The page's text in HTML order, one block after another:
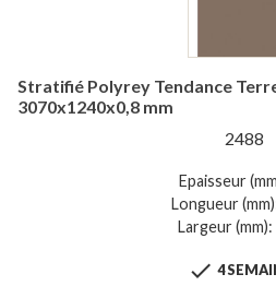
Stratifié Polyrey Tendance
3070x1240x0,8 mm
2488
Epaisseur
Longueur
Largeur
 4